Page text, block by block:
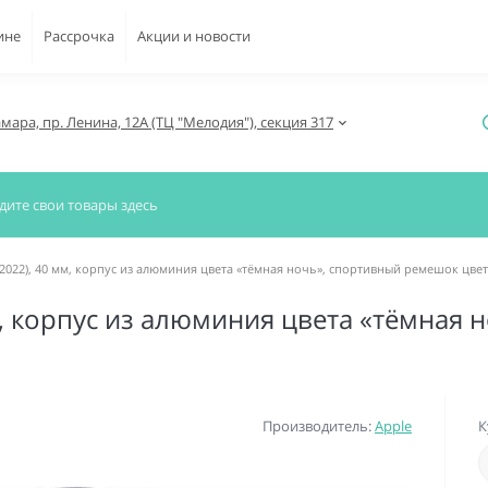
Рассрочка Акции и новости
пр. Ленина, 12А (ТЦ "Мелодия"), секция 317
40 мм, корпус из алюминия цвета «тёмная ночь», спортивный ремешок
корпус из алюминия цвета
Производитель:Apple